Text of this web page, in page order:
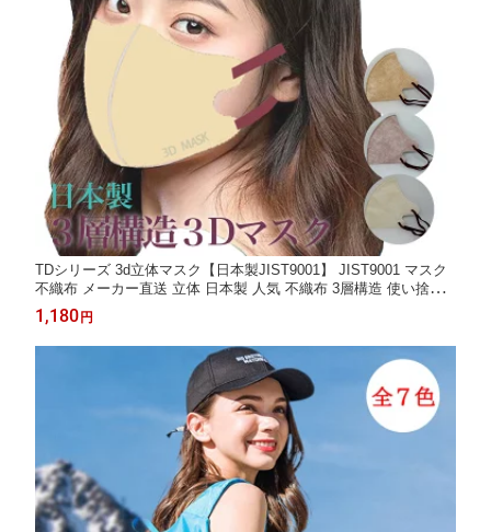
TDシリーズ 3d立体マスク【日本製JIST9001】 JIST9001 マスク
不織布 メーカー直送 立体 日本製 人気 不織布 3層構造 使い捨て
快適 口紅がつきにくい 息がしやすい 耳が痛くなりにくい 風邪 感
染症対策 花粉 飛沫軽減 ウイルス 3色 20枚入【20x2箱 40枚】
【メール便】
1,180 円